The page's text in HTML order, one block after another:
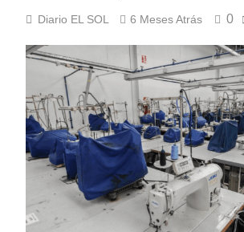
Diario EL SOL 6 Meses Atrás 0